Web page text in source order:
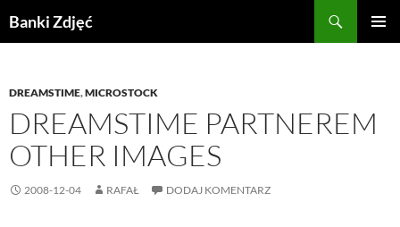
doBanki Zdjęć
DREAMSTIME,MICROSTOCK
DREAMSTIME PARTNEREM
OTHER IMAGES
2008-12-04 RAFAŁ DODAJ KOMENTARZ